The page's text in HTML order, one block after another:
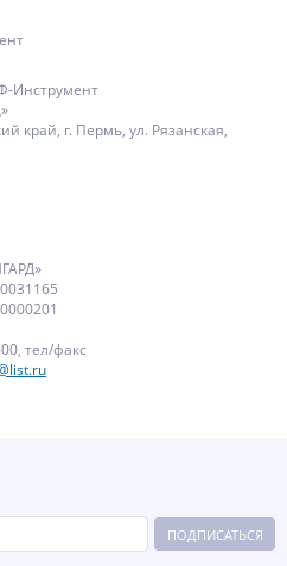
Инструмент
край, г. Пермь, ул. Рязанская,
тел/факс
ПОДПИСАТЬСЯ